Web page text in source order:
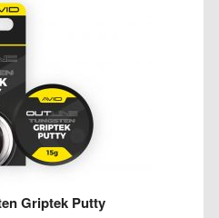
Griptek Putty